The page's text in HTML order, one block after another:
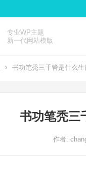
专业WP主题
新一代网站模版
书功笔秃三千管是什么
书功笔秃三
作者: